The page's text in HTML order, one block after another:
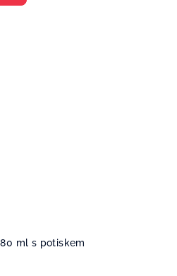
ml s potiskem